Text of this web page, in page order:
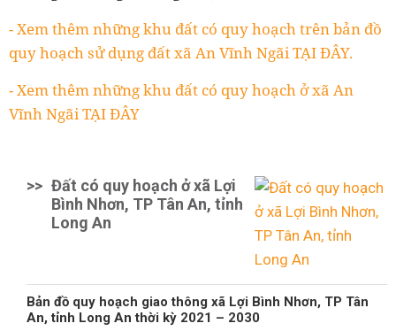
- Xem thêm những khu đất có quy hoạch trên bản đồ
quy hoạch sử dụng đất xã An Vĩnh Ngãi TẠI ĐÂY.
- Xem thêm những khu đất có quy hoạch ở xã An
Vĩnh Ngãi TẠI ĐÂY
>> Đất có quy hoạch ở xã Lợi
Bình Nhơn, TP Tân An, tỉnh
Long An
Bản đồ quy hoạch giao thông xã Lợi Bình Nhơn, TP Tân
An, tỉnh Long An thời kỳ 2021 – 2030